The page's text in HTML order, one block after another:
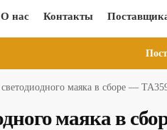
О нас Контакты
маяка в сборе —
маяка в